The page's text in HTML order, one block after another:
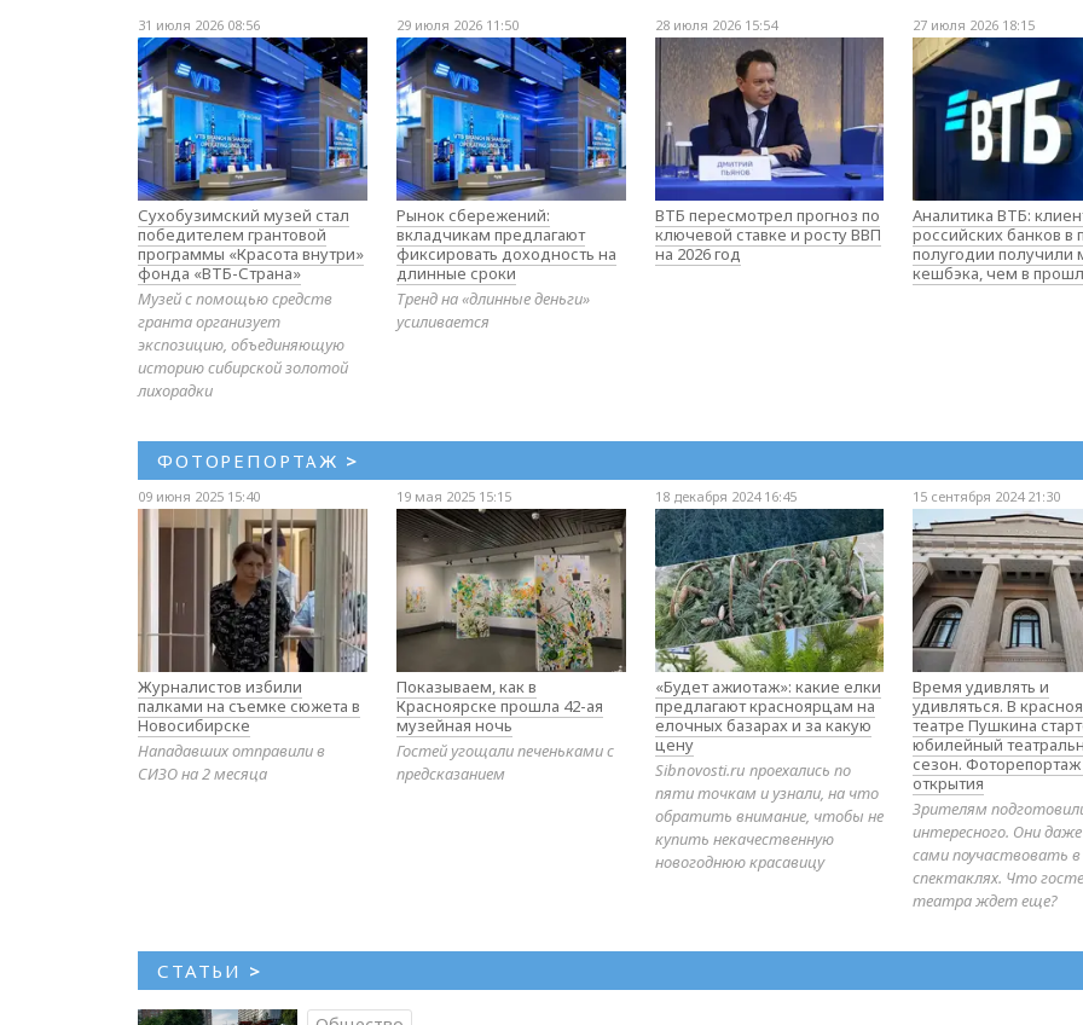
31 июля 2026 08:56
Сухобузимский музей стал
победителем грантовой
программы «Красота внутри»
фонда «ВТБ-Страна»
Музей с помощью средств
гранта организует
экспозицию, объединяющую
историю сибирской золотой
лихорадки
29 июля 2026 11:50
Рынок сбережений:
вкладчикам предлагают
фиксировать доходность на
длинные сроки
Тренд на «длинные деньги»
усиливается
28 июля 2026 15:54
ВТБ пересмотрел прогноз по
ключевой ставке и росту ВВП
на 2026 год
27 июля 2026 18:15
Аналитика ВТБ:
российских банков в
полугодии получили
кешбэка, чем в
ФОТОРЕПОРТАЖ >
09 июня 2025 15:40
Журналистов избили
палками на съемке сюжета в
Новосибирске
Нападавших отправили в
СИЗО на 2 месяца
19 мая 2025 15:15
Показываем, как в
Красноярске прошла 42-ая
музейная ночь
Гостей угощали печеньками с
предсказанием
18 декабря 2024 16:45
«Будет ажиотаж»: какие елки
предлагают красноярцам на
елочных базарах и за какую
цену
Sibnovosti.ru проехались по
пяти точкам и узнали, на что
обратить внимание, чтобы не
купить некачественную
новогоднюю красавицу
15 сентября 2024 21:30
Время удивлять и
удивляться. В
театре Пушкина
юбилейный
сезон. Фоторепортаж
открытия
Зрителям
интересного. Они
сами поучаствовать в
спектаклях. Что
театра ждет еще?
СТАТЬИ >